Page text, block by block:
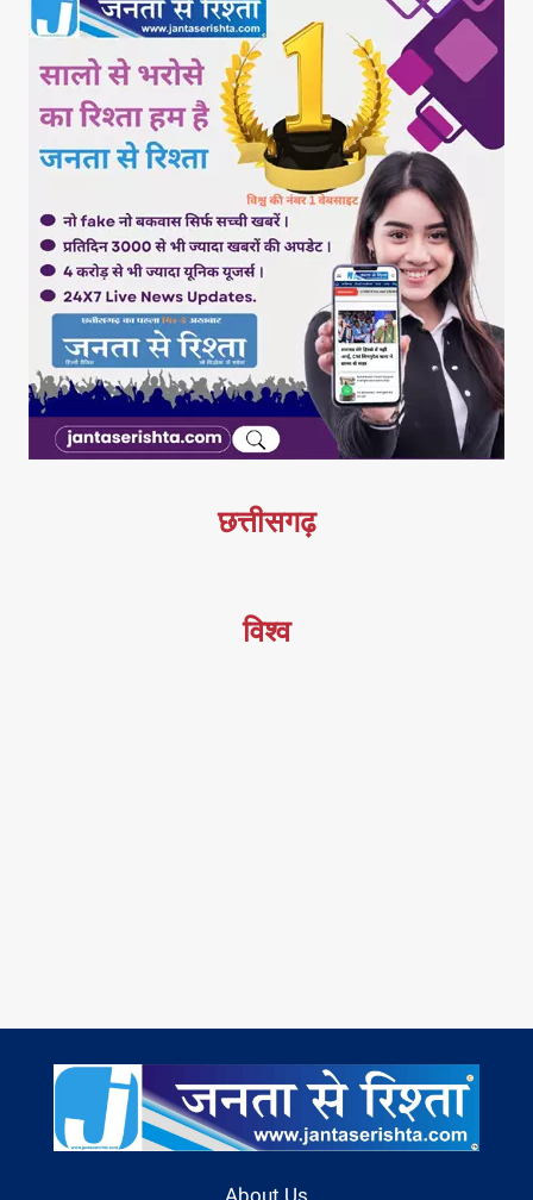
छत्तीसगढ़
विश्व
About Us